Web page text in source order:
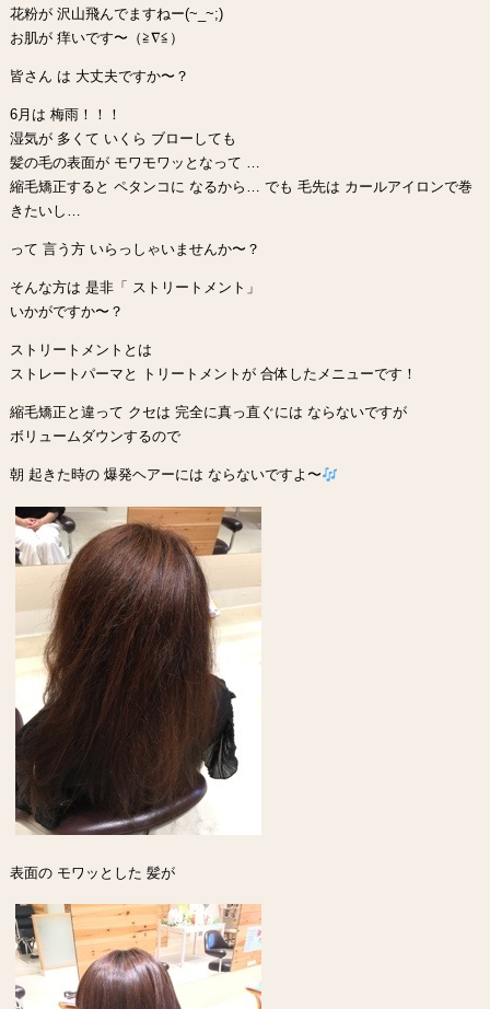
花粉が 沢山飛んでますねー(~_~;)
お肌が 痒いです〜（≧∇≦）
皆さん は 大丈夫ですか〜？
6月は 梅雨！！！
湿気が 多くて いくら ブローしても
髪の毛の表面が モワモワッとなって …
縮毛矯正すると ペタンコに なるから… でも 毛先は カールアイロンで巻
きたいし…
って 言う方 いらっしゃいませんか〜？
そんな方は 是非「 ストリートメント」
いかがですか〜？
ストリートメントとは
ストレートパーマと トリートメントが 合体したメニューです！
縮毛矯正と違って クセは 完全に真っ直ぐには ならないですが
ボリュームダウンするので
朝 起きた時の 爆発ヘアーには ならないですよ〜
表面の モワッとした 髪が